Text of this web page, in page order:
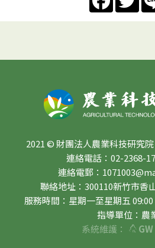
2021 © 財團法人農業科技研究
連絡電話：02-2368-
連絡電郵：
聯絡地址：300110新竹市香
服務時間：星期一至星期五 09:00
指導單位：農
系統維護：
GW